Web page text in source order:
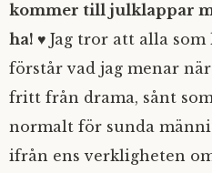
kommer till julklappar
ha! ♥ Jag tror att alla
förstår vad jag menar
fritt från drama, sånt
normalt för sunda
ifrån ens verkligheten